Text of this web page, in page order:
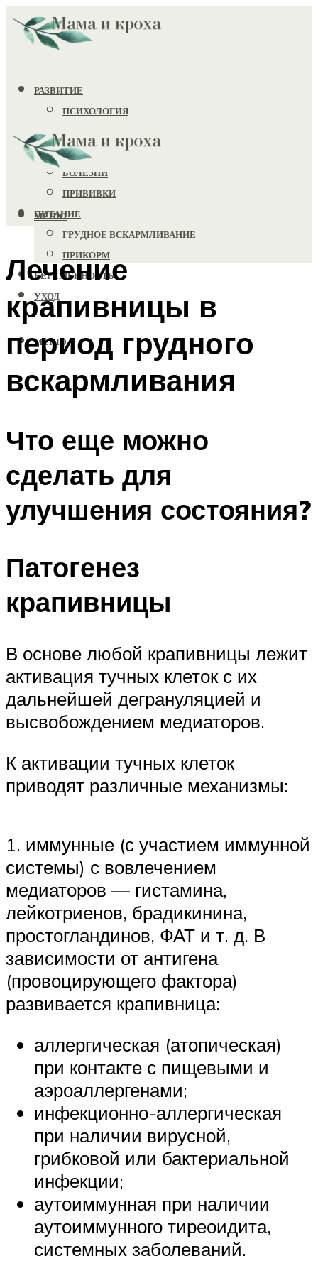
РАЗВИТИЕ
ПСИХОЛОГИЯ
ИГРУШКИ
ЗДОРОВЬЕ
БОЛЕЗНИ
ПРИВИВКИ
ПИТАНИЕ
ГРУДНОЕ ВСКАРМЛИВАНИЕ
ПРИКОРМ
БЕРЕМЕННОСТЬ
УХОД
МЕНЮ
МЕНЮ
Лечение
крапивницы в
период грудного
вскармливания
Что еще можно
сделать для
улучшения состояния?
Патогенез
крапивницы
В основе любой крапивницы лежит
активация тучных клеток с их
дальнейшей дегрануляцией и
высвобождением медиаторов.
К активации тучных клеток
приводят различные механизмы:
1. иммунные (с участием иммунной
системы) с вовлечением
медиаторов — гистамина,
лейкотриенов, брадикинина,
простогландинов, ФАТ и т. д. В
зависимости от антигена
(провоцирующего фактора)
развивается крапивница:
аллергическая (атопическая)
при контакте с пищевыми и
аэроаллергенами;
инфекционно-аллергическая
при наличии вирусной,
грибковой или бактериальной
инфекции;
аутоиммунная при наличии
аутоиммунного тиреоидита,
системных заболеваний.